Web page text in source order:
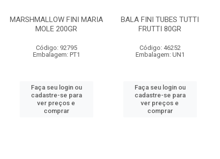
MARSHMALLOW FINI MARIA
MOLE 200GR
Código: 92795
Embalagem: PT1
Faça seu login ou
cadastre-se para
ver preços e
comprar
BALA FINI TUBES TUTTI
FRUTTI 80GR
Código: 46252
Embalagem: UN1
Faça seu login ou
cadastre-se para
ver preços e
comprar